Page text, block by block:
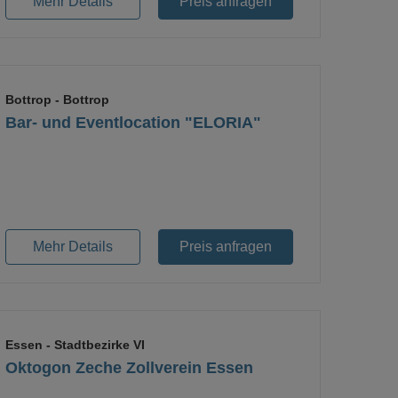
Bar- und Eventlocation "ELORIA"
Bottrop - Bottrop
Mehr Details Preis anfragen
Oktogon Zeche Zollverein Essen
Essen - Stadtbezirke VI